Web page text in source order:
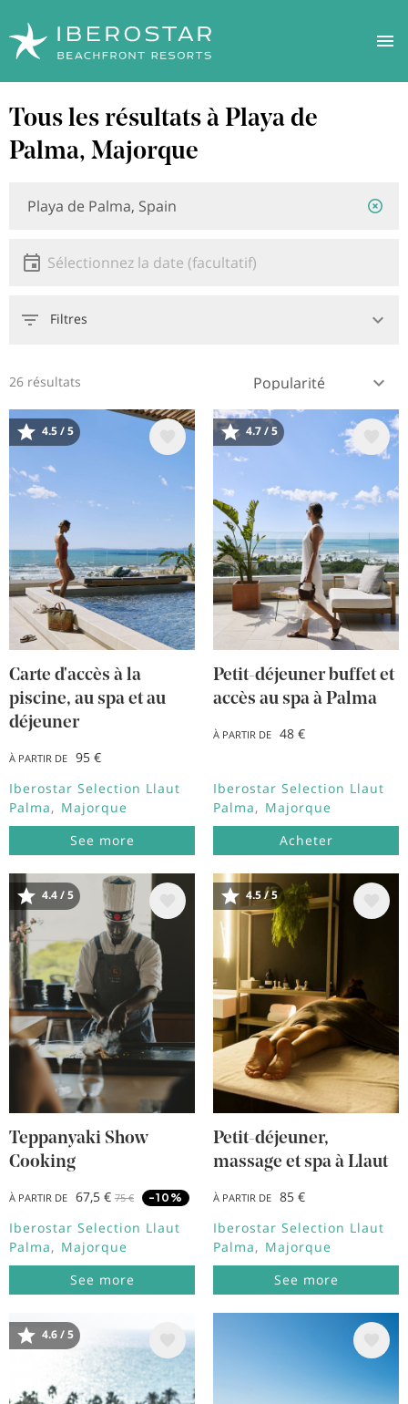
au
contenu
principal
Tous les résultats à Playa de
Palma, Majorque
Date
Sélectionnez la date
Filtres
26 résultats
Image
4.5 / 5
Carte d'accès à la
piscine, au spa et au
déjeuner
À PARTIR DE
95 €
Iberostar Selection Llaut
Palma
Majorque
See more
Image
4.7 / 5
Petit-déjeuner buffet et
accès au spa à Palma
À PARTIR DE 48 €
Iberostar Selection Llaut
Palma
Majorque
Acheter
Image
4.4 / 5
Teppanyaki Show
Cooking
À PARTIR DE 67,5 € 75 € -10%
Iberostar Selection Llaut
Palma
Majorque
See more
Image
4.5 / 5
Petit-déjeuner,
massage et spa à Llaut
À PARTIR DE
85 €
Iberostar Selection Llaut
Palma
Majorque
See more
Image
4.6 / 5